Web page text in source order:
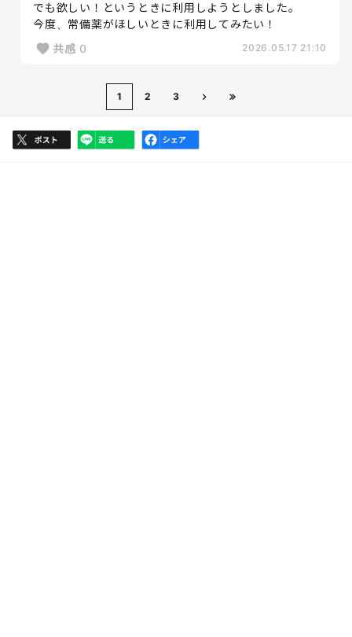
でも欲しい！というときに利用しようとしました。
今度、常備薬がほしいときに利用してみたい！
共感 0 2026.05.17 21:10
1 2 3